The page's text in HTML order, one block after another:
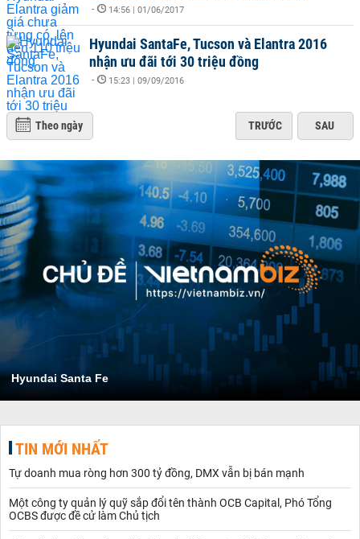
- 14:56 | 01/06/2017
Hyundai SantaFe, Tucson và Elantra 2016
nhận ưu đãi tới 30 triệu đồng
- 15:23 | 09/09/2016
Theo ngày TRƯỚC SAU
Hyundai Santa Fe
TIN MỚI NHẤT
Tự doanh mua ròng hơn 300 tỷ đồng, DMX vẫn bị bán mạnh
Một công ty quản lý quỹ sắp đổi tên thành OCB Capital, Phó Tổng
OCBS được đề cử làm Chủ tịch